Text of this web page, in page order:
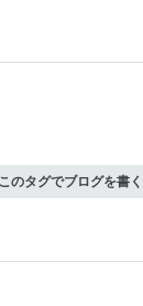
このタグでブログを書く